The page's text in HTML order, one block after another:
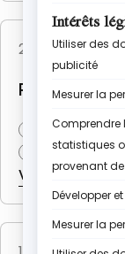
27 avril 2026
RECETTE
30 min
10 à 12
VOIR LA